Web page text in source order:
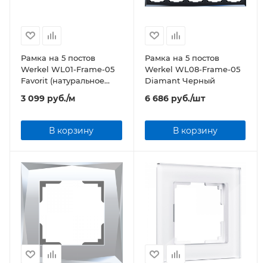
Рамка на 5 постов
Werkel WL01-Frame-05
Favorit (натуральное
3 099 руб./м
В корзину
Рамка на 5 постов
Werkel WL08-Frame-05
Diamant Черный
6 686руб./шт
В корзину